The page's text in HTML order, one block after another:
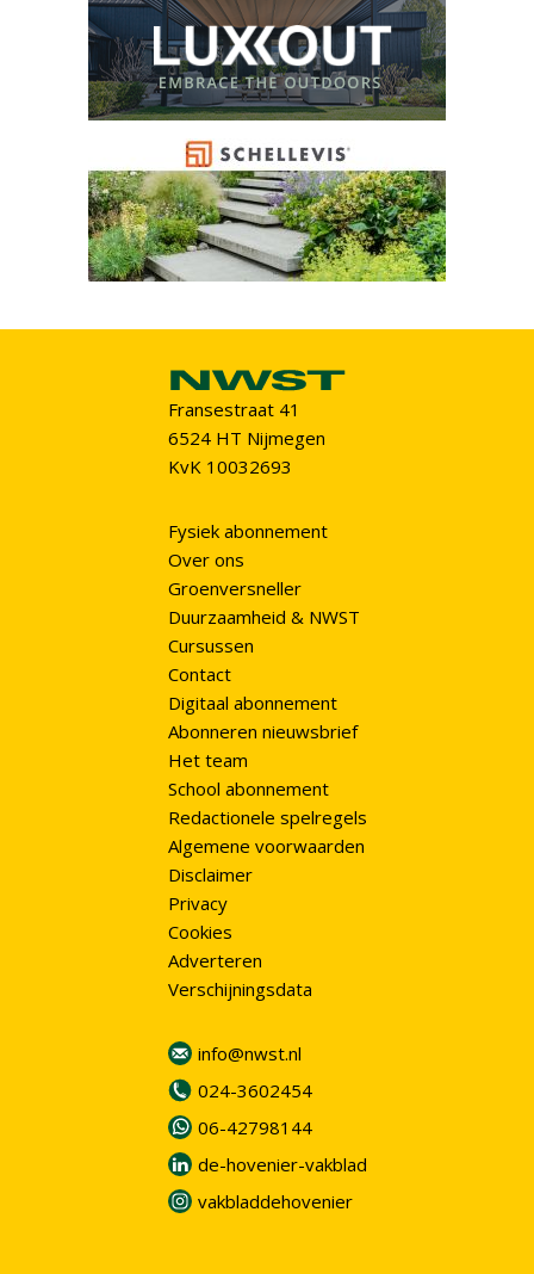
Fransestraat 41
6524 HT Nijmegen
KvK 10032693
Fysiek abonnement
Over ons
Groenversneller
Duurzaamheid & NWST
Cursussen
Contact
Digitaal abonnement
Abonneren nieuwsbrief
Het team
School abonnement
Redactionele spelregels
Algemene voorwaarden
Disclaimer
Privacy
Cookies
Adverteren
Verschijningsdata
info@nwst.nl
024-3602454
06-42798144
de-hovenier-vakblad
vakbladdehovenier